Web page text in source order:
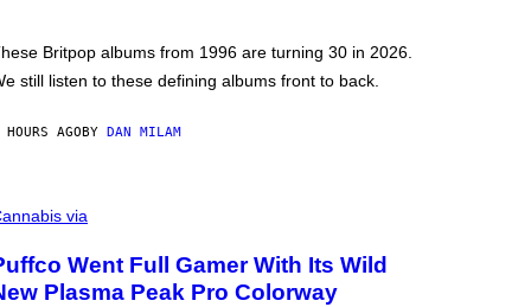
Britpop albums from 1996 are turning 30 in 2026.
still listen to these defining albums front to back.
AGO BY DAN MILAM
via
Went Full Gamer With Its Wild
Plasma Peak Pro Colorway